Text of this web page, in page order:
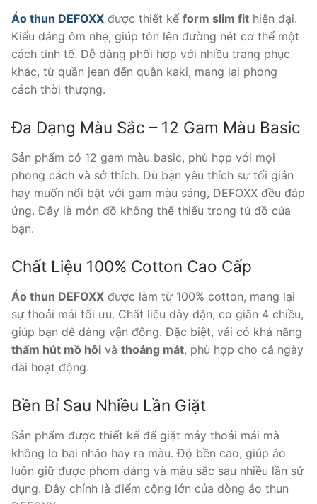
Áo thun DEFOXX được thiết kế form slim fit hiện đại.
Kiểu dáng ôm nhẹ, giúp tôn lên đường nét cơ thể một
cách tinh tế. Dễ dàng phối hợp với nhiều trang phục
khác, từ quần jean đến quần kaki, mang lại phong
cách thời thượng.
Đa Dạng Màu Sắc – 12 Gam Màu Basic
Sản phẩm có 12 gam màu basic, phù hợp với mọi
phong cách và sở thích. Dù bạn yêu thích sự tối giản
hay muốn nổi bật với gam màu sáng, DEFOXX đều đáp
ứng. Đây là món đồ không thể thiếu trong tủ đồ của
bạn.
Chất Liệu 100% Cotton Cao Cấp
Áo thun DEFOXX được làm từ 100% cotton, mang lại
sự thoải mái tối ưu. Chất liệu dày dặn, co giãn 4 chiều,
giúp bạn dễ dàng vận động. Đặc biệt, vải có khả năng
thấm hút mồ hôi và thoáng mát, phù hợp cho cả ngày
dài hoạt động.
Bền Bỉ Sau Nhiều Lần Giặt
Sản phẩm được thiết kế để giặt máy thoải mái mà
không lo bai nhão hay ra màu. Độ bền cao, giúp áo
luôn giữ được phom dáng và màu sắc sau nhiều lần sử
dụng. Đây chính là điểm cộng lớn của dòng áo thun